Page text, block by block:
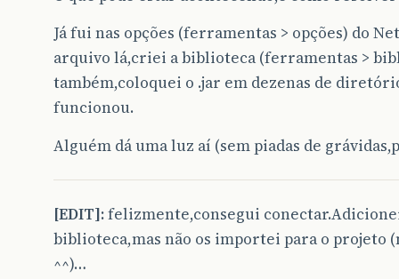
Já fui nas opções (ferramentas > opções) do
arquivo lá,criei a biblioteca (ferramentas >
também,coloquei o .jar em dezenas de
funcionou.
Alguém dá uma luz aí (sem piadas de
[EDIT]:felizmente,consegui
biblioteca,mas não os importei para o projeto
^^)…